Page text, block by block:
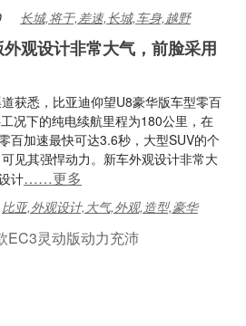
长城,将于,差速,长城,车身,越野
观设计非常大气，前脸采用
获悉，比亚迪仰望U8豪华版车型零百
况下的纯电续航里程为180公里，在
百加速最快可达3.6秒，大型SUV的个
见其强悍动力。新车外观设计非常大
计……更多
比亚,外观设计,大气,外观,造型,豪华